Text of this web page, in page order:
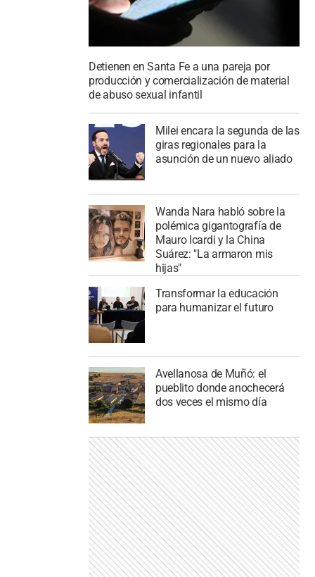
Detienen en Santa Fe a una pareja por
producción y comercialización de material
de abuso sexual infantil
Milei encara la segunda de las
giras regionales para la
asunción de un nuevo aliado
Wanda Nara habló sobre la
polémica gigantografía de
Mauro Icardi y la China
Suárez: "La armaron mis
hijas"
Transformar la educación
para humanizar el futuro
Avellanosa de Muñó: el
pueblito donde anochecerá
dos veces el mismo día